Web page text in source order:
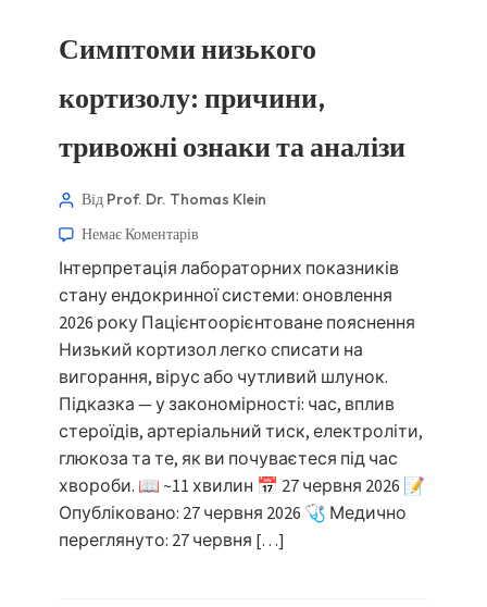
Симптоми низького
кортизолу: причини,
тривожні ознаки та аналізи
Від Prof. Dr. Thomas Klein
Немає Коментарів
Інтерпретація лабораторних показників
стану ендокринної системи: оновлення
2026 року Пацієнтоорієнтоване пояснення
Низький кортизол легко списати на
вигорання, вірус або чутливий шлунок.
Підказка — у закономірності: час, вплив
стероїдів, артеріальний тиск, електроліти,
глюкоза та те, як ви почуваєтеся під час
хвороби. 📖 ~11 хвилин 📅 27 червня 2026 📝
Опубліковано: 27 червня 2026 🩺 Медично
переглянуто: 27 червня […]